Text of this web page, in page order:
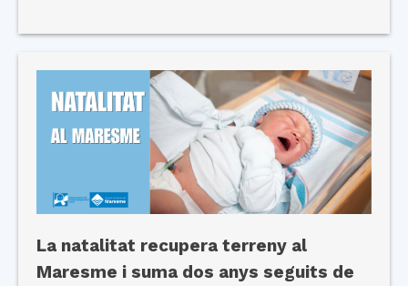
La natalitat recupera terreny al
Maresme i suma dos anys seguits de